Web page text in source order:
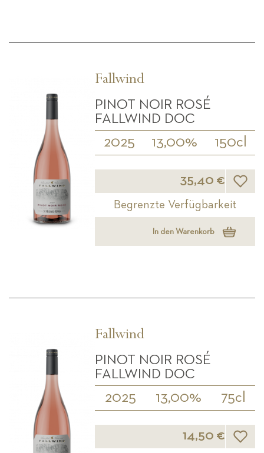
Fallwind
PINOT NOIR ROSÉ
FALLWIND DOC
2025 13,00% 150cl
35,40 €
Begrenzte Verfügbarkeit
In den Warenkorb
Fallwind
PINOT NOIR ROSÉ
FALLWIND DOC
2025 13,00% 75cl
14,50 €